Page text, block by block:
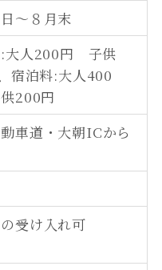
～８月末
:大人200円 子供
宿泊料:大人400
200円
車道・大朝ICから
受け入れ可